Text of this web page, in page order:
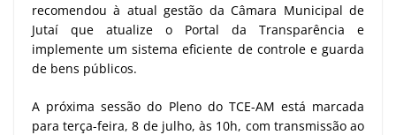
recomendou à atual gestão da Câmara Municipal de
Jutaí que atualize o Portal da Transparência e
implemente um sistema eficiente de controle e guarda
de bens públicos.
A próxima sessão do Pleno do TCE-AM está marcada
para terça-feira, 8 de julho, às 10h, com transmissão ao